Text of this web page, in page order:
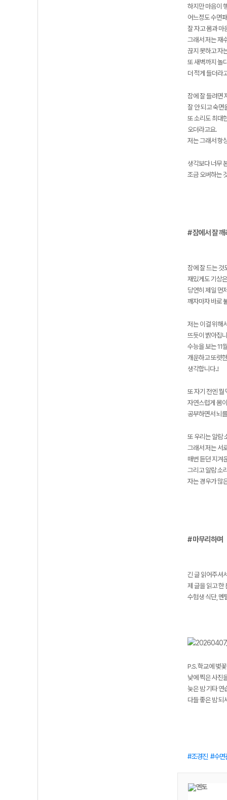
하지만 마음이
어느정도 수면
잘 자고 몸과 마
그래서 저는 재
끊지 못하고 자
또 새벽까지 놀
더 적게 들더라
잠에 잘 들려면
잘 안 되고 숙면
또 소리도 최대
오더라고요.
저는 그래서 항
생각보다 너무
조금 오버하는
# 잠에서 잘
잠에 잘 드는 것
재밌게도 기상
당연히 제일 먼
깨자마자 바로
저는 이걸 위해
뜨듯이 밝아집
수능을 보는 11
개운하고 또렷
생각합니다..!
또 자기 전엔 뭘
자연스럽게 몸
공부하면서 뇌
또 우리는 알람
그래서 저는 서
매번 듣던 지겨
그리고 알람 소
자는 경우가 많
# 마무리하며
긴 글 읽어주셔
제 글을 읽고 한
수험생 식단, 멘
P.S. 학교에 벚
낮에 찍은 사진
늦은 밤 기타 연
다들 좋은 밤 되
조경진 수면